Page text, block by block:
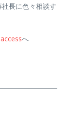
長に色々相談す
へ